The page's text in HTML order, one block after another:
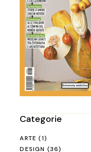
Categorie
ARTE (1)
DESIGN (36)